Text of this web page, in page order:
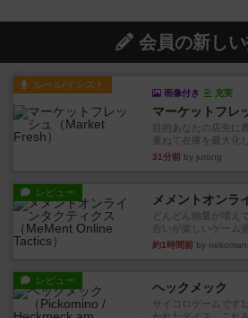
会員の新し
ルール/インスト
画像付き 充実
マーケットフレ
目的あなたの店先に
重ねて在庫を最大化
31分前 by jurong
レビュー メメントオンラ
どんどん物量が増え
合いが楽しいゲーム
約1時間前 by
レビュー ヘックメック
サイコロゲームです